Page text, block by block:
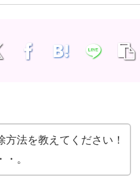
法を教えてください！
。